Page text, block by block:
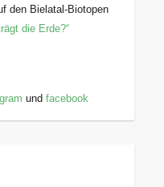
den Bielatal-Biotopen
die Erde?“
undfacebook